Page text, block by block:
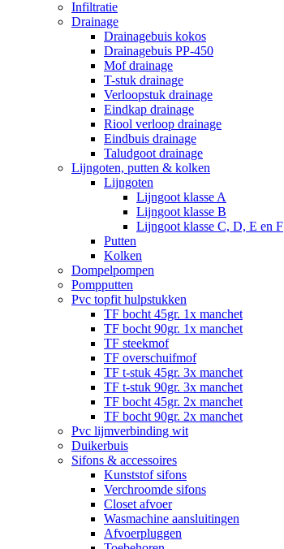
Infiltratie
Drainage
Drainagebuis kokos
Drainagebuis PP-450
Mof drainage
T-stuk drainage
Verloopstuk drainage
Eindkap drainage
Riool verloop drainage
Eindbuis drainage
Taludgoot drainage
Lijngoten, putten & kolken
Lijngoten
Lijngoot klasse A
Lijngoot klasse B
Lijngoot klasse C, D, E en F
Putten
Kolken
Dompelpompen
Pompputten
Pvc topfit hulpstukken
TF bocht 45gr. 1x manchet
TF bocht 90gr. 1x manchet
TF steekmof
TF overschuifmof
TF t-stuk 45gr. 3x manchet
TF t-stuk 90gr. 3x manchet
TF bocht 45gr. 2x manchet
TF bocht 90gr. 2x manchet
Pvc lijmverbinding wit
Duikerbuis
Sifons & accessoires
Kunststof sifons
Verchroomde sifons
Closet afvoer
Wasmachine aansluitingen
Afvoerpluggen